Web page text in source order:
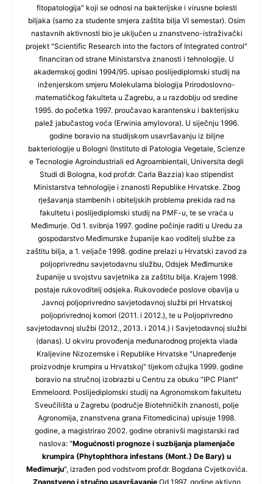
fitopatologija" koji se odnosi na bakterijske i virusne bolesti
biljaka (samo za studente smjera zaštita bilja VI semestar). Osim
nastavnih aktivnosti bio je uključen u znanstveno-istraživački
projekt "Scientific Research into the factors of Integrated control"
financiran od strane Ministarstva znanosti i tehnologije. U
akademskoj godini 1994/95. upisao poslijediplomski studij na
inženjerskom smjeru Molekularna biologija Prirodoslovno-
matematičkog fakulteta u Zagrebu, a u razdoblju od sredine
1995. do početka 1997. proučavao karantensku i bakterijsku
palež jabučastog voća (Erwinia amylovora). U siječnju 1996.
godine boravio na studijskom usavršavanju iz biljne
bakteriologije u Bologni (Instituto di Patologia Vegetale, Scienze
e Tecnologie Agroindustriali ed Agroambientali, Universita degli
Studi di Bologna, kod prof.dr. Carla Bazzia) kao stipendist
Ministarstva tehnologije i znanosti Republike Hrvatske. Zbog
rješavanja stambenih i obiteljskih problema prekida rad na
fakultetu i poslijediplomski studij na PMF-u, te se vraća u
Međimurje. Od 1. svibnja 1997. godine počinje raditi u Uredu za
gospodarstvo Međimurske županije kao voditelj službe za
zaštitu bilja, a 1. veljače 1998. godine prelazi u Hrvatski zavod za
poljoprivrednu savjetodavnu službu, Odsjek Međimurske
županije u svojstvu savjetnika za zaštitu bilja. Krajem 1998.
postaje rukovoditelj odsjeka. Rukovodeće poslove obavlja u
Javnoj poljoprivredno savjetodavnoj službi pri Hrvatskoj
poljoprivrednoj komori (2011. i 2012.), te u Poljoprivredno
savjetodavnoj službi (2012., 2013. i 2014.) i Savjetodavnoj službi
(danas). U okviru provođenja međunarodnog projekta vlada
Kraljevine Nizozemske i Republike Hrvatske "Unapređenje
proizvodnje krumpira u Hrvatskoj" tijekom ožujka 1999. godine
boravio na stručnoj izobrazbi u Centru za obuku "IPC Plant"
Emmeloord. Poslijediplomski studij na Agronomskom fakultetu
Sveučilišta u Zagrebu (područje Biotehničkih znanosti, polje
Agronomija, znanstvena grana Fitomedicina) upisuje 1998.
godine, a magistrirao 2002. godine obranivši magistarski rad
naslova: "Mogućnosti prognoze i suzbijanja plamenjače
krumpira (Phytophthora infestans (Mont.) De Bary) u
Međimurju", izrađen pod vodstvom prof.dr. Bogdana Cvjetkovića.
Znanstveno i stručno usavršavanje Od 1997. godine aktivno